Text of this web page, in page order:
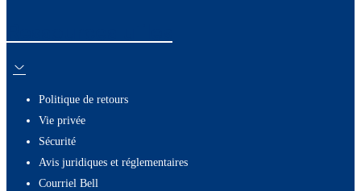
Politique de retours
Vie privée
Sécurité
Avis juridiques et réglementaires
Courriel Bell